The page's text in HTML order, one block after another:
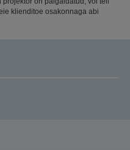
klienditoe osakonnaga abi